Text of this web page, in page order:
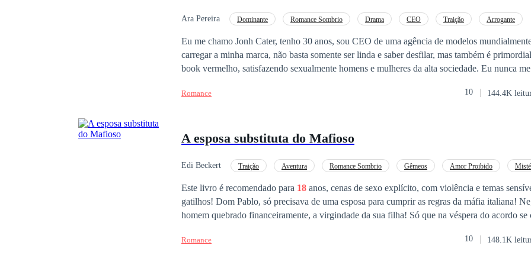
o império que construiu… Porque alguns amores não pedem permissão. Eles acontecem.
Ara Pereira Dominante Romance Sombrio Drama CEO Traição
Arrogante
Eu me chamo Jonh Cater, tenho 30 anos, sou CEO de uma agência de modelos
carregar a minha marca, não basta somente ser linda e saber desfilar, mas também é
book vermelho, satisfazendo sexualmente homens e mulheres da alta sociedade. Eu nunca me envolvi com
clientes do Book vermelho pediu que eu encontrasse uma garota virgem pra satisfazê-lo. Eu
escultural, alta, cabelos castanhos e ondulados, pele clara, olhos esverdeados, peitos
que a virgindade dela deveria pertencer a mim, e eu deveria ser o único a penetrá-la.
Romance 10 144.4K
A esposa substituta do Mafioso
Edi Beckert Traição Aventura Romance Sombrio Gêmeos Amor Proibido
Este livro é recomendado para 18 anos, cenas de sexo explícito, com violência e temas
gatilhos! Dom Pablo, só precisava de uma esposa para cumprir as regras da máfia italiana! Negociou com um
homem quebrado financeiramente, a virgindade da sua filha! Só que na véspera do acordo se
ao Dom, descobriu que Camila era sua irmã gêmea, pura e idêntica a ela, então eles a
Romance 10 148.1K